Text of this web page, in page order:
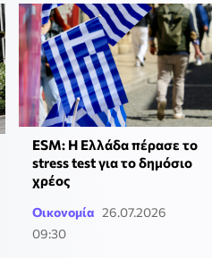
ESM: Η Ελλάδα πέρασε το
stress test για το δημόσιο
χρέος
Οικονομία 26.07.2026
09:30